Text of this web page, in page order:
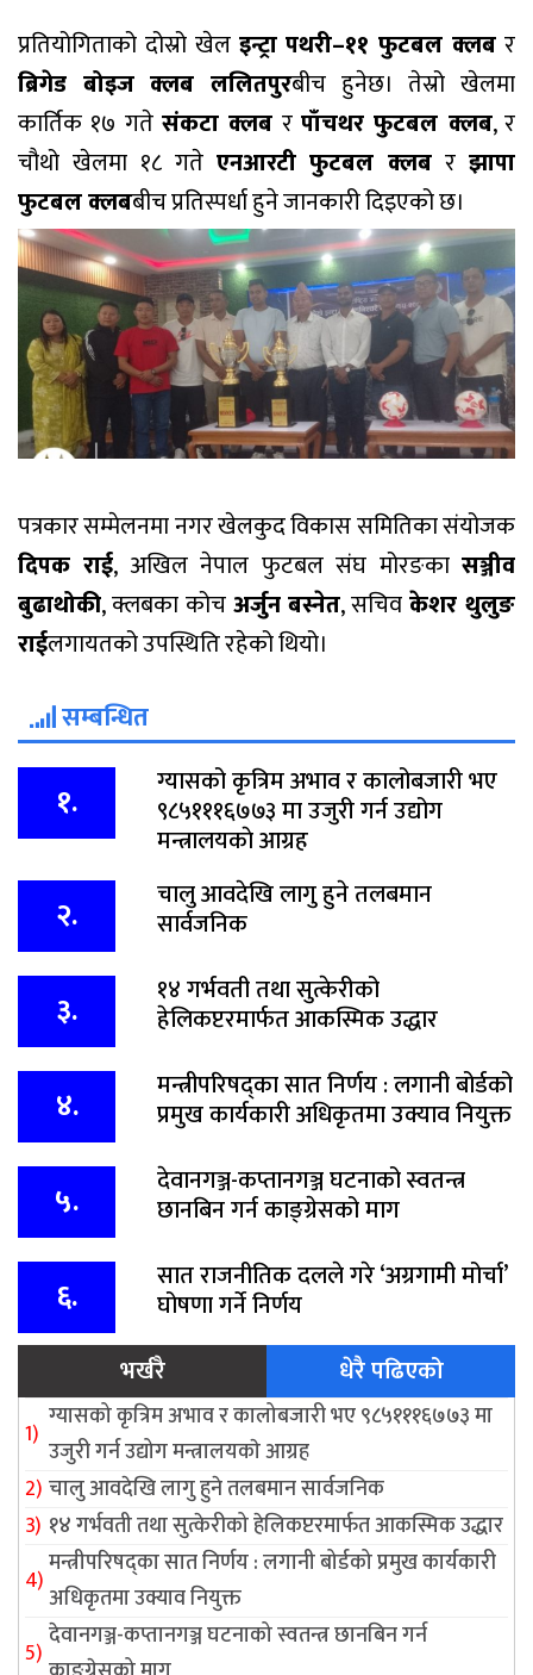
प्रतियोगिताको दोस्रो खेल इन्ट्रा पथरी–११ फुटबल क्लब र
ब्रिगेड बोइज क्लब ललितपुरबीच हुनेछ। तेस्रो खेलमा
कार्तिक १७ गते संकटा क्लब रपाँचथर फुटबल क्लब, र
चौथो खेलमा १८ गते एनआरटी फुटबल क्लब र झापा
फुटबल क्लबबीच प्रतिस्पर्धा हुने जानकारी दिइएको छ।
पत्रकार सम्मेलनमा नगर खेलकुद विकास समितिका संयोजक
दिपक राई, अखिल नेपाल फुटबल संघ मोरङकासञ्जीव
बुढाथोकी, क्लबका कोचअर्जुन बस्नेत, सचिवकेशर थुलुङ
राईलगायतको उपस्थिति रहेको थियो।
सम्बन्धित
१. ग्यासको कृत्रिम अभाव र कालोबजारी भए
९८५१११६७७३ मा उजुरी गर्न उद्योग
मन्त्रालयकाे आग्रह
२. चालु आवदेखि लागु हुने तलबमान
सार्वजनिक
३. १४ गर्भवती तथा सुत्केरीको
हेलिकप्टरमार्फत आकस्मिक उद्धार
४. मन्त्रीपरिषद्का सात निर्णय : लगानी बोर्डको
प्रमुख कार्यकारी अधिकृतमा उक्याव नियुक्त
५. देवानगञ्ज-कप्तानगञ्ज घटनाको स्वतन्त्र
छानबिन गर्न काङ्ग्रेसको माग
६. सात राजनीतिक दलले गरे ‘अग्रगामी मोर्चा’
घोषणा गर्ने निर्णय
भर्खरै
धेरै पढिएको
ग्यासको कृत्रिम अभाव र कालोबजारी भए ९८५१११६७७३ मा
उजुरी गर्न उद्योग मन्त्रालयकाे आग्रह
चालु आवदेखि लागु हुने तलबमान सार्वजनिक
१४ गर्भवती तथा सुत्केरीको हेलिकप्टरमार्फत आकस्मिक उद्धार
मन्त्रीपरिषद्का सात निर्णय : लगानी बोर्डको प्रमुख कार्यकारी
अधिकृतमा उक्याव नियुक्त
देवानगञ्ज-कप्तानगञ्ज घटनाको स्वतन्त्र छानबिन गर्न